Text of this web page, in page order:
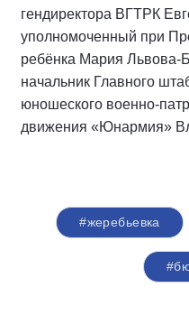
гендиректора ВГТРК
уполномоченный при
ребёнка Мария Львова-
начальник Главного
юношеского военно-
движения «Юнармия»
#жеребьевка